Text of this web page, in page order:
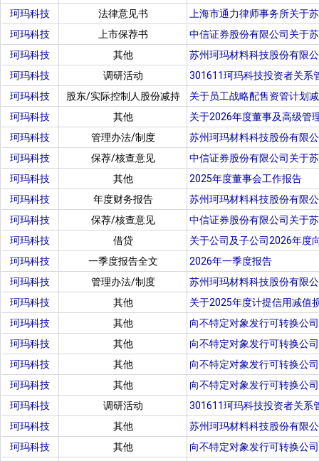
珂玛科技
法律意见书
上海市通力律师事务所关于
珂玛科技
上市保荐书
中信证券股份有限公司关于
珂玛科技
其他
苏州珂玛材料科技股份有限
珂玛科技
调研活动
301611珂玛科技投资者关系
珂玛科技
股东/实际控制人股份减持
关于员工战略配售资管计划
珂玛科技
其他
关于2026年度董事及高级管
珂玛科技
管理办法/制度
苏州珂玛材料科技股份有限
珂玛科技
保荐/核查意见
中信证券股份有限公司关于
珂玛科技
其他
2025年度董事会工作报告
珂玛科技
年度财务报告
苏州珂玛材料科技股份有限
珂玛科技
保荐/核查意见
中信证券股份有限公司关于
珂玛科技
借贷
关于公司及子公司2026年度
珂玛科技
一季度报告全文
2026年一季度报告
珂玛科技
管理办法/制度
苏州珂玛材料科技股份有限
珂玛科技
其他
关于2025年度计提信用减值
珂玛科技
其他
向不特定对象发行可转换公
珂玛科技
其他
向不特定对象发行可转换公
珂玛科技
其他
向不特定对象发行可转换公
珂玛科技
其他
向不特定对象发行可转换公
珂玛科技
调研活动
301611珂玛科技投资者关系
珂玛科技
其他
苏州珂玛材料科技股份有限
珂玛科技
其他
向不特定对象发行可转换公